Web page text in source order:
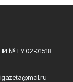
№ТУ 02-01518